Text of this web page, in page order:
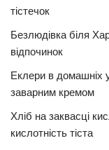
тістечок
Безлюдівка біля
відпочинок
Еклери в домашніх
заварним кремом
Хліб на заквасці
кислотність тіста